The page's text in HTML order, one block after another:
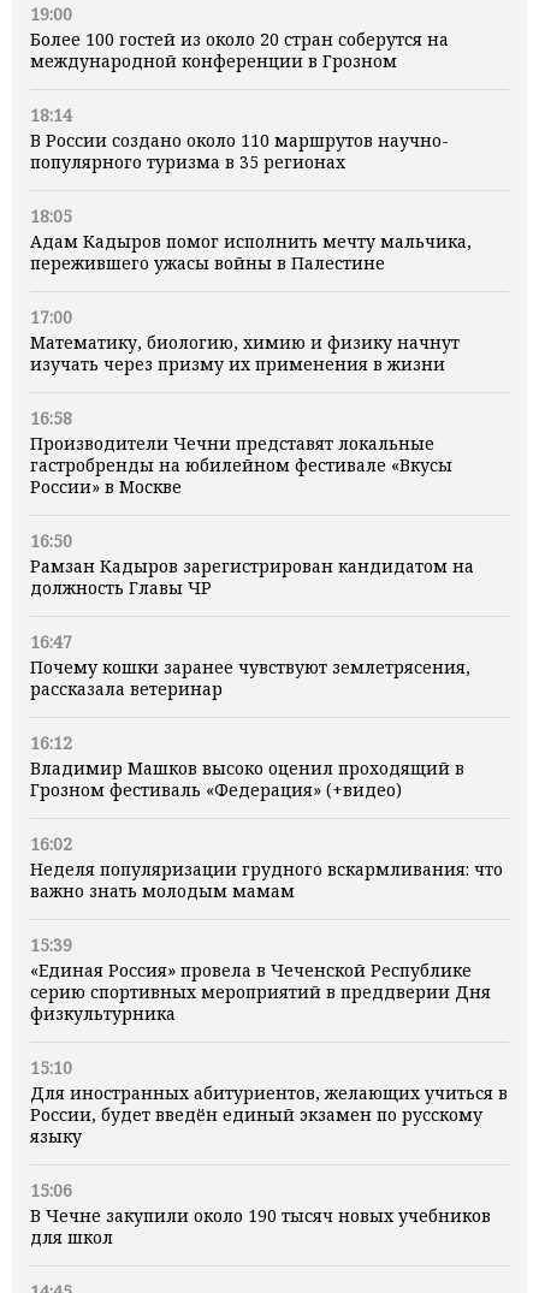
19:00
Более 100 гостей из около 20 стран соберутся на
международной конференции в Грозном
18:14
В России создано около 110 маршрутов научно-
популярного туризма в 35 регионах
18:05
Адам Кадыров помог исполнить мечту мальчика,
пережившего ужасы войны в Палестине
17:00
Математику, биологию, химию и физику начнут
изучать через призму их применения в жизни
16:58
Производители Чечни представят локальные
гастробренды на юбилейном фестивале «Вкусы
России» в Москве
16:50
Рамзан Кадыров зарегистрирован кандидатом на
должность Главы ЧР
16:47
Почему кошки заранее чувствуют землетрясения,
рассказала ветеринар
16:12
Владимир Машков высоко оценил проходящий в
Грозном фестиваль «Федерация» (+видео)
16:02
Неделя популяризации грудного вскармливания: что
важно знать молодым мамам
15:39
«Единая Россия» провела в Чеченской Республике
серию спортивных мероприятий в преддверии Дня
физкультурника
15:10
Для иностранных абитуриентов, желающих учиться в
России, будет введён единый экзамен по русскому
языку
15:06
В Чечне закупили около 190 тысяч новых учебников
для школ